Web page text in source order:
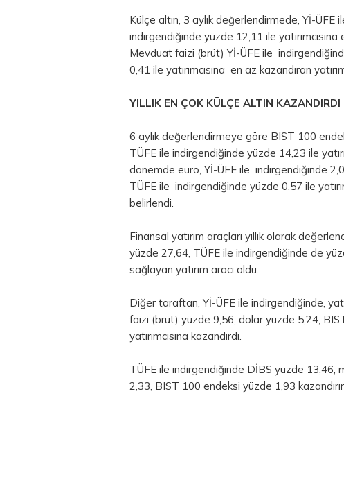
Külçe altın, 3 aylık değerlendirmede, Yİ-
indirgendiğinde yüzde 12,11 ile
Mevduat faizi (brüt) Yİ-ÜFE ile
0,41 ile yatırımcısına en az kazandıran
YILLIK EN ÇOK KÜLÇE ALTIN KAZANDIRDI
6 aylık değerlendirmeye göre BIST 100
TÜFE ile indirgendiğinde yüzde 14,23 ile
dönemde euro, Yİ-ÜFE ile indirgendiğinde
TÜFE ile indirgendiğinde yüzde 0,57 ile
belirlendi.
Finansal yatırım araçları yıllık olarak
yüzde 27,64, TÜFE ile indirgendiğinde de
sağlayan yatırım aracı oldu.
Diğer taraftan, Yİ-ÜFE ile indirgendiğinde,
faizi (brüt) yüzde 9,56, dolar yüzde 5,24,
yatırımcısına kazandırdı.
TÜFE ile indirgendiğinde DİBS yüzde
2,33, BIST 100 endeksi yüzde 1,93